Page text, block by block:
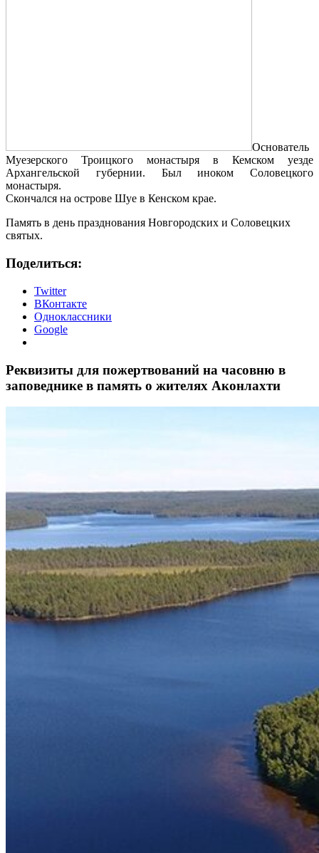
Основатель
Муезерского Троицкого монастыря в Кемском уезде
Архангельской губернии. Был иноком Соловецкого
монастыря.
Скончался на острове Шуе в Кенском крае.
Память в день празднования Новгородских и Соловецких
святых.
Поделиться:
Twitter
ВКонтакте
Одноклассники
Google
Реквизиты для пожертвований на часовню в
заповеднике в память о жителях Аконлахти